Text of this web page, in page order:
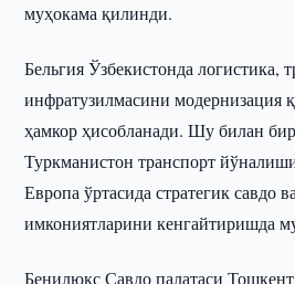
муҳокама қилинди.
Бельгия Ўзбекистонда логистика,
инфратузилмасини модернизация
ҳамкор ҳисобланади. Шу билан
Туркманистон транспорт
Европа ўртасида стратегик савдо
имкониятларини кенгайтиришда
Бенилюкс Савдо палатаси